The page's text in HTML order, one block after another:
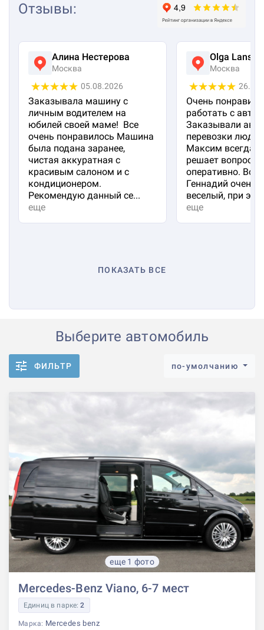
Отзывы:
Алина Нестерова
Москва
05.08.2026
Заказывала машину с
личным водителем на
юбилей своей маме! Все
очень понравилось Машина
была подана заранее,
чистая аккуратная с
красивым салоном и с
кондиционером.
Рекомендую данный се...
еще
Olga
Москва
Очень
работать с авто
Заказывали
перевозки
Максим всегда
решает вопросы
оперативно.
Геннадий очень
веселый, при эт...
еще
ПОКАЗАТЬ ВСЕ
Выберите автомобиль
ФИЛЬТР по-умолчанию
еще 1 фото
Mercedes-Benz Viano, 6-7 мест
Единиц в парке:2
Марка: Mercedes benz